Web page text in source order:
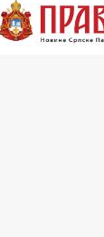
21.03
22.03 Црквена